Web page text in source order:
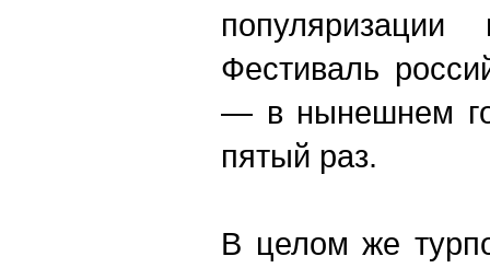
популяризации
Фестиваль
— в нынешнем
пятый раз.
В целом же